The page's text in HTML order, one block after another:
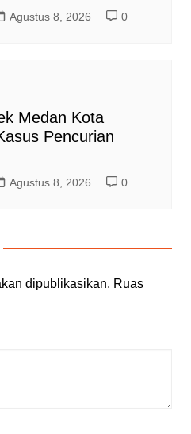
Agustus 8, 2026 0
Medan Kota
Pencurian
Agustus 8, 2026 0
dipublikasikan. Ruas